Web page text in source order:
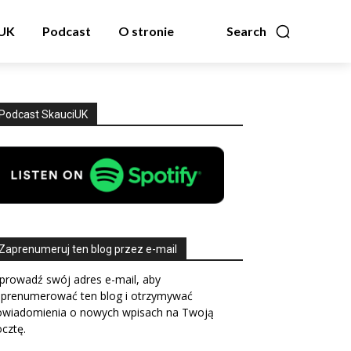
Search
Podcast O stronie
Podcast SkauciUK
Zaprenumeruj ten blog przez e-mail
swój adres e-mail, aby
ten blog i otrzymywać
o nowych wpisach na Twoją